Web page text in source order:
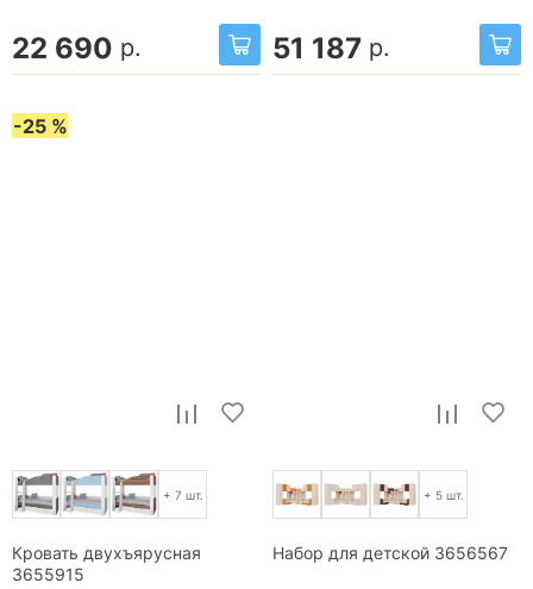
22 690 р. 51 187 р.
-25 %
+ 7 шт.
Кровать двухъярусная
3655915
+ 5 шт.
Набор для детской 3656567